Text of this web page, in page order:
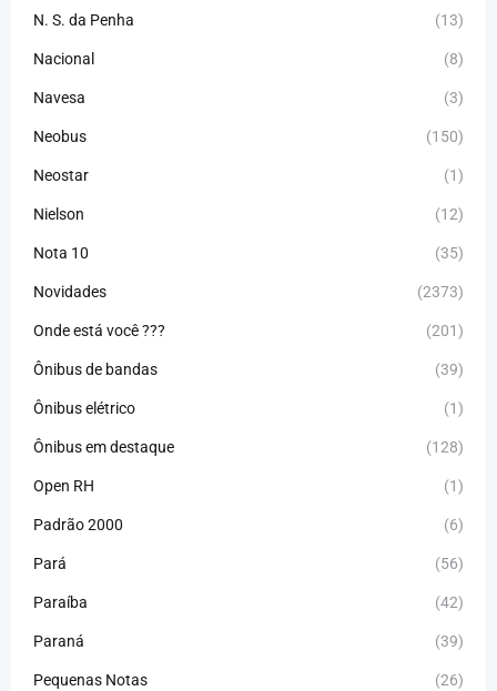
N. S. da Penha (13)
Nacional (8)
Navesa (3)
Neobus (150)
Neostar (1)
Nielson (12)
Nota 10 (35)
Novidades (2373)
Onde está você ??? (201)
Ônibus de bandas (39)
Ônibus elétrico (1)
Ônibus em destaque (128)
Open RH (1)
Padrão 2000 (6)
Pará (56)
Paraíba (42)
Paraná (39)
Pequenas Notas (26)